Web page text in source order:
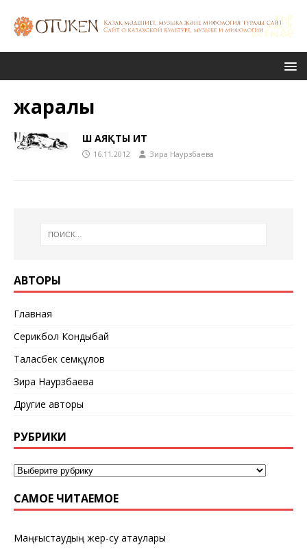
жаралы
ҮШ АЯҚТЫ ИТ
16.11.2012 Зира Наурзбаева
АВТОРЫ
Главная
Серикбол Кондыбай
Таласбек Әсемқұлов
Зира Наурзбаева
Другие авторы
РУБРИКИ
САМОЕ ЧИТАЕМОЕ
Маңғыстаудың жер-су атаулары